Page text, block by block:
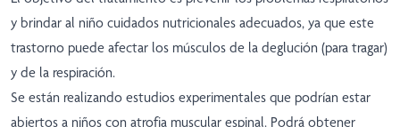
y brindar al niño cuidados nutricionales adecuados, ya que este
trastorno puede afectar los músculos de la deglución (para tragar)
y de la respiración.
Se están realizando estudios experimentales que podrían estar
abiertos a niños con atrofia muscular espinal. Podrá obtener